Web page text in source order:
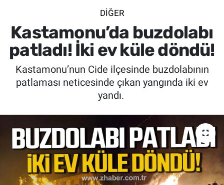
DIĞER
Kastamonu’da buzdolabı
patladı! İki ev küle döndü!
Kastamonu’nun Cide ilçesinde buzdolabının
patlaması neticesinde çıkan yangında iki ev
yandı.
SPOR
SAĞLIK